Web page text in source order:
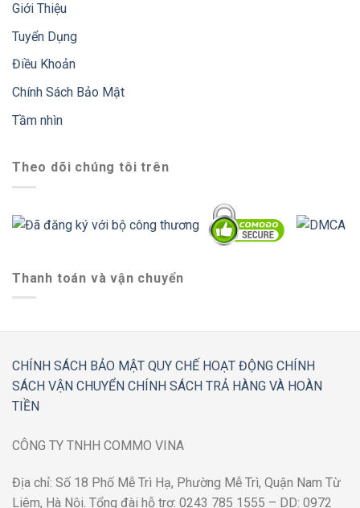
Giới Thiệu
Tuyển Dụng
Điều Khoản
Chính Sách Bảo Mật
Tầm nhìn
Theo dõi chúng tôi trên
Thanh toán và vận chuyển
CHÍNH SÁCH BẢO MẬT QUY CHẾ HOẠT ĐỘNG CHÍNH
SÁCH VẬN CHUYỂN CHÍNH SÁCH TRẢ HÀNG VÀ HOÀN
TIỀN
CÔNG TY TNHH COMMO VINA
Địa chỉ: Số 18 Phố Mễ Trì Hạ, Phường Mễ Trì, Quận Nam Từ
Liêm, Hà Nội. Tổng đài hỗ trợ: 0243 785 1555 – DD: 0972